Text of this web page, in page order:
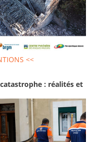
<<
: réalités et